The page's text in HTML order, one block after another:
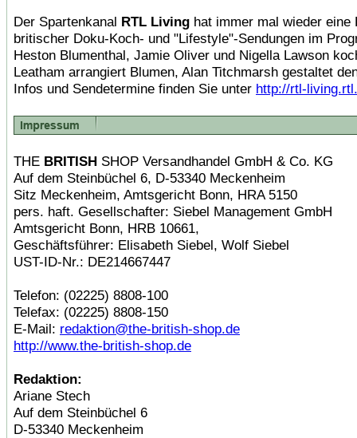
Der Spartenkanal RTL Living hat immer mal wieder eine
britischer Doku-Koch- und "Lifestyle"-Sendungen im
Heston Blumenthal, Jamie Oliver und Nigella Lawson
Leatham arrangiert Blumen, Alan Titchmarsh gestaltet
Infos und Sendetermine finden Sie unter http://rtl-
THE BRITISH SHOP Versandhandel GmbH & Co. KG
Auf dem Steinbüchel 6, D-53340 Meckenheim
Sitz Meckenheim, Amtsgericht Bonn, HRA 5150
pers. haft. Gesellschafter: Siebel Management GmbH
Amtsgericht Bonn, HRB 10661,
Geschäftsführer: Elisabeth Siebel, Wolf Siebel
UST-ID-Nr.: DE214667447
Telefon: (02225) 8808-100
Telefax: (02225) 8808-150
E-Mail: redaktion@the-british-shop.de
http://www.the-british-shop.de
Redaktion:
Ariane Stech
Auf dem Steinbüchel 6
D-53340 Meckenheim